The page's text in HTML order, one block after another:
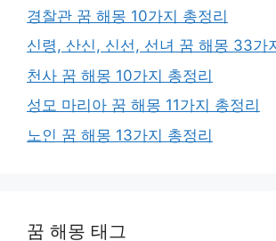
경찰관 꿈 해몽 10가지 총정리
신령, 산신, 신선, 선녀 꿈 해몽 33가
천사 꿈 해몽 10가지 총정리
성모 마리아 꿈 해몽 11가지 총정리
노인 꿈 해몽 13가지 총정리
꿈 해몽 태그